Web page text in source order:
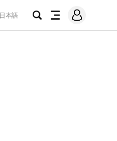
日本語
검
전
메
그